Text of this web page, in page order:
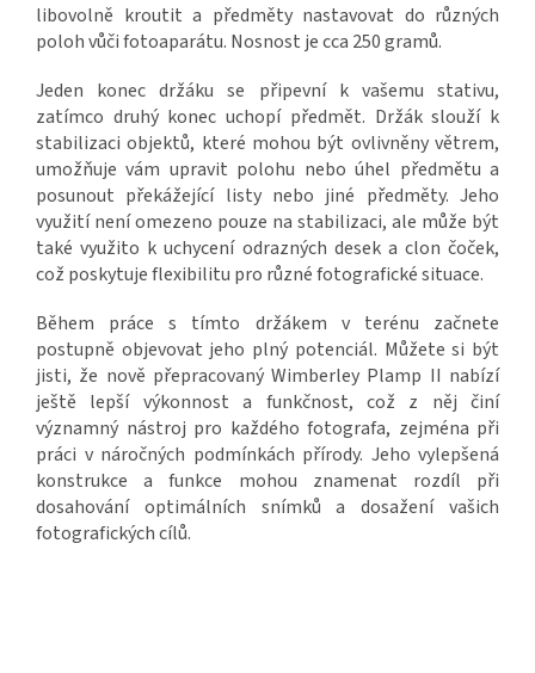
libovolně kroutit a předměty nastavovat do různých
poloh vůči fotoaparátu. Nosnost je cca 250 gramů.
Jeden konec držáku se připevní k vašemu stativu,
zatímco druhý konec uchopí předmět. Držák slouží k
stabilizaci objektů, které mohou být ovlivněny větrem,
umožňuje vám upravit polohu nebo úhel předmětu a
posunout překážející listy nebo jiné předměty. Jeho
využití není omezeno pouze na stabilizaci, ale může být
také využito k uchycení odrazných desek a clon čoček,
což poskytuje flexibilitu pro různé fotografické situace.
Během práce s tímto držákem v terénu začnete
postupně objevovat jeho plný potenciál. Můžete si být
jisti, že nově přepracovaný Wimberley Plamp II nabízí
ještě lepší výkonnost a funkčnost, což z něj činí
významný nástroj pro každého fotografa, zejména při
práci v náročných podmínkách přírody. Jeho vylepšená
konstrukce a funkce mohou znamenat rozdíl při
dosahování optimálních snímků a dosažení vašich
fotografických cílů.